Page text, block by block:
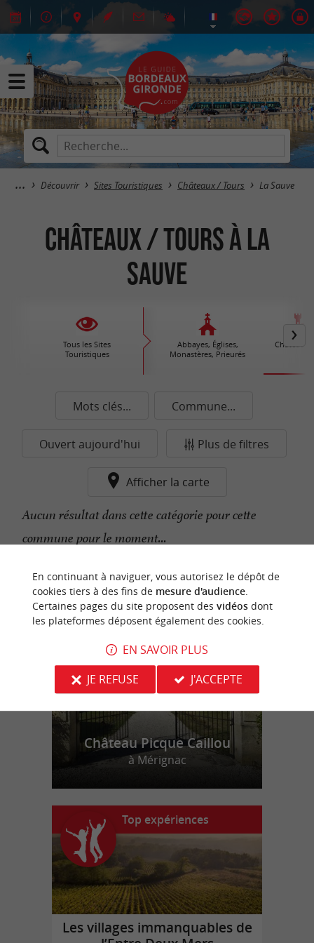
Découvrir Sites Touristiques Châteaux / Tours La Sauve
Châteaux / Tours à La
Sauve
Tous les Sites
Touristiques
Abbayes, Églises,
Monastères, Prieurés
Châteaux
Mots clés... Commune...
Ouvert aujourd'hui Plus de filtres
Afficher la carte
Aucun résultat dans cette catégorie pour cette
commune pour le moment...
n
o
t
r
e
c
o
u
p
d
e
c
o
e
u
r
Château Picque Caillou
à Mérignac
Top expériences
Les villages immanquables de
En continuant à naviguer, vous autorisez le dépôt de
cookies tiers à des fins de mesure d'audience.
Certaines pages du site proposent des vidéosdont
les plateformes déposent également des cookies.
EN SAVOIR PLUS
JE REFUSE
J'ACCEPTE